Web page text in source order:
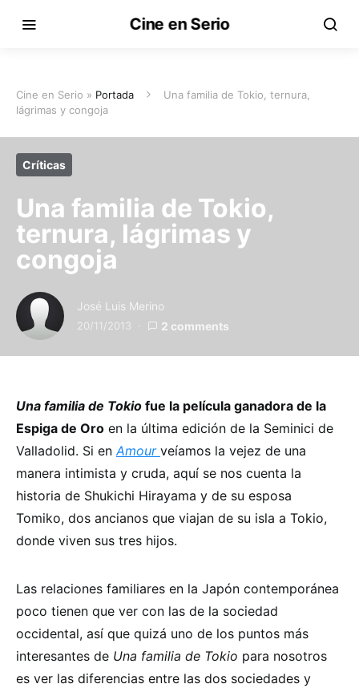
Cine en Serio
Cine en Serio » Portada
Una familia de Tokio, ternura,
lágrimas y congoja
Críticas
Una familia de Tokio,
ternura, lágrimas y
congoja
José Luis Merino
20/11/2013 2 comments
Una familia de Tokio fue la película ganadora de la
Espiga de Oro en la última edición de la Seminici de
Valladolid. Si enAmour veíamos la vejez de una
manera intimista y cruda, aquí se nos cuenta la
historia de Shukichi Hirayama y de su esposa
Tomiko, dos ancianos que viajan de su isla a Tokio,
donde viven sus tres hijos.
Las relaciones familiares en la Japón contemporánea
poco tienen que ver con las de la sociedad
occidental, así que quizá uno de los puntos más
interesantes de Una familia de Tokio para nosotros
es ver las diferencias entre las dos sociedades y